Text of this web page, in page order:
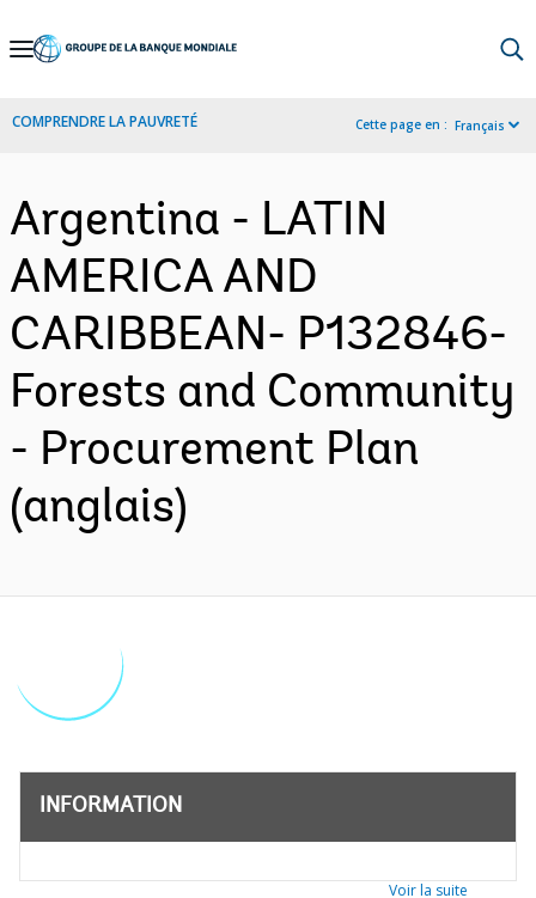
Skip
Navigation
COMPRENDRE LA PAUVRETÉ Cette page en : Français
Argentina - LATIN
AMERICA AND
CARIBBEAN- P132846-
Forests and Community
- Procurement Plan
(anglais)
INFORMATION
Voir la suite